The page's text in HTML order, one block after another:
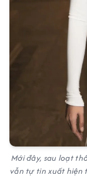
Mới đây, sau loạt
vẫn tự tin xuất hiện